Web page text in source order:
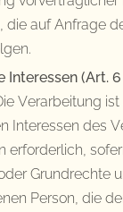
die auf Anfrage
(Art. 6
Verarbeitung
Interessen des
erforderlich,
Grundrechte
Person, die